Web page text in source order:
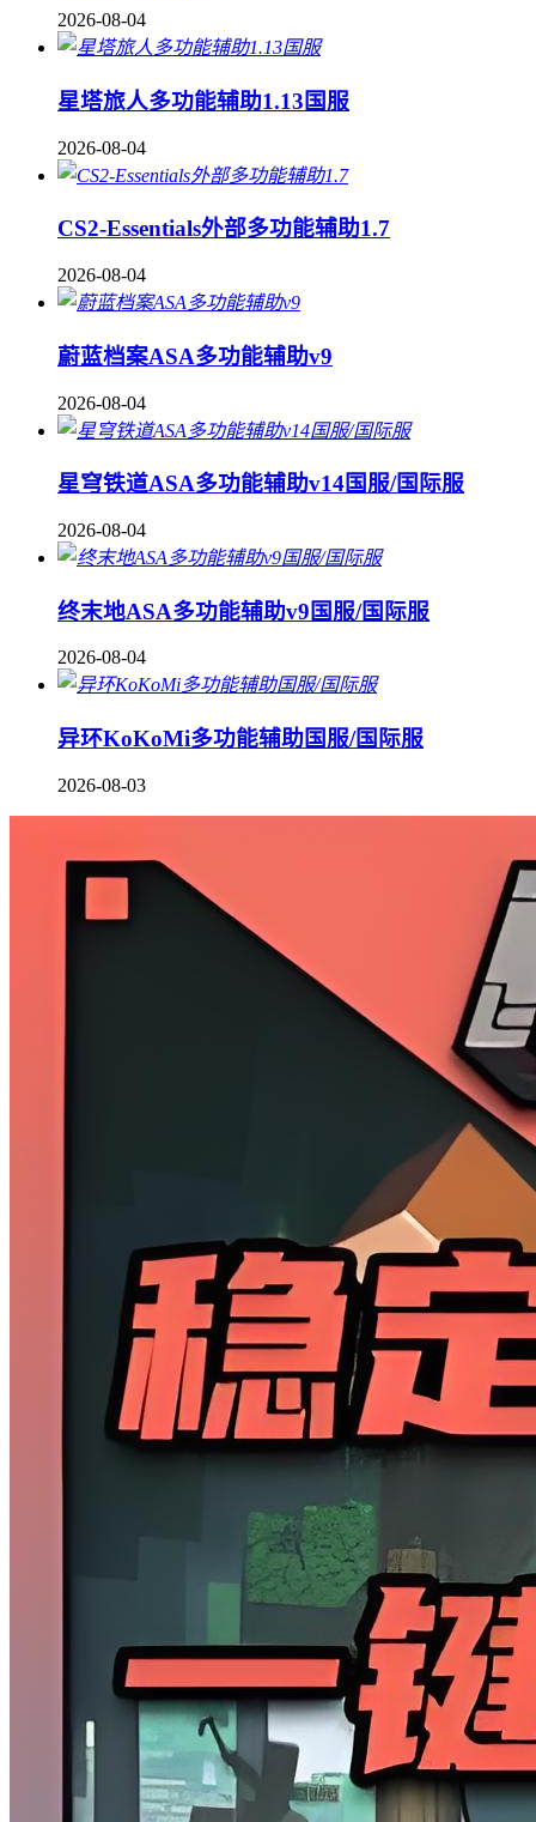
2026-08-04
星塔旅人多功能辅助1.13国服
2026-08-04
CS2-Essentials外部多功能辅助1.7
2026-08-04
蔚蓝档案ASA多功能辅助v9
2026-08-04
星穹铁道ASA多功能辅助v14国服/国际服
2026-08-04
终末地ASA多功能辅助v9国服/国际服
2026-08-04
异环KoKoMi多功能辅助国服/国际服
2026-08-03